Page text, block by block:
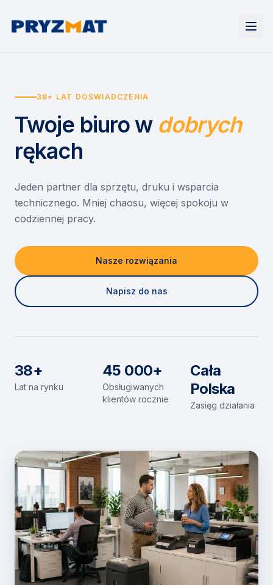
Urządzenia
Drukarki i urządzenia wielofunkcyjne
Etykiety i identyfikacja
Skanery i obieg dokumentów
Monitory interaktywne
Niszczarki dokumentów
Wynajem drukarek
Wynajem urządzeń biurowych
Asystent druku
EZD RP
Misja szkoła
Serwis
O nas
Kontakt
38+ LAT DOŚWIADCZENIA
Twoje biuro w dobrych
rękach
Jeden partner dla sprzętu, druku i wsparcia
technicznego. Mniej chaosu, więcej spokoju w
codziennej pracy.
Nasze rozwiązania
Napisz do nas
38+
Lat na rynku
45 000+
Obsługiwanych
klientów rocznie
Cała
Polska
Zasięg działania